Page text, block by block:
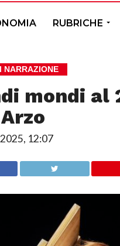
RUBRICHE
NARRAZIONE
mondi al
12:07